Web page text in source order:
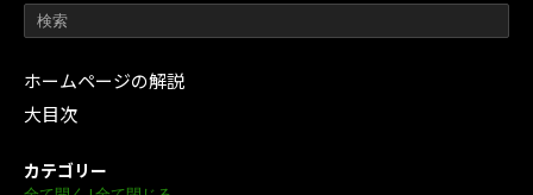
ホームページの解説
大目次
カテゴリー